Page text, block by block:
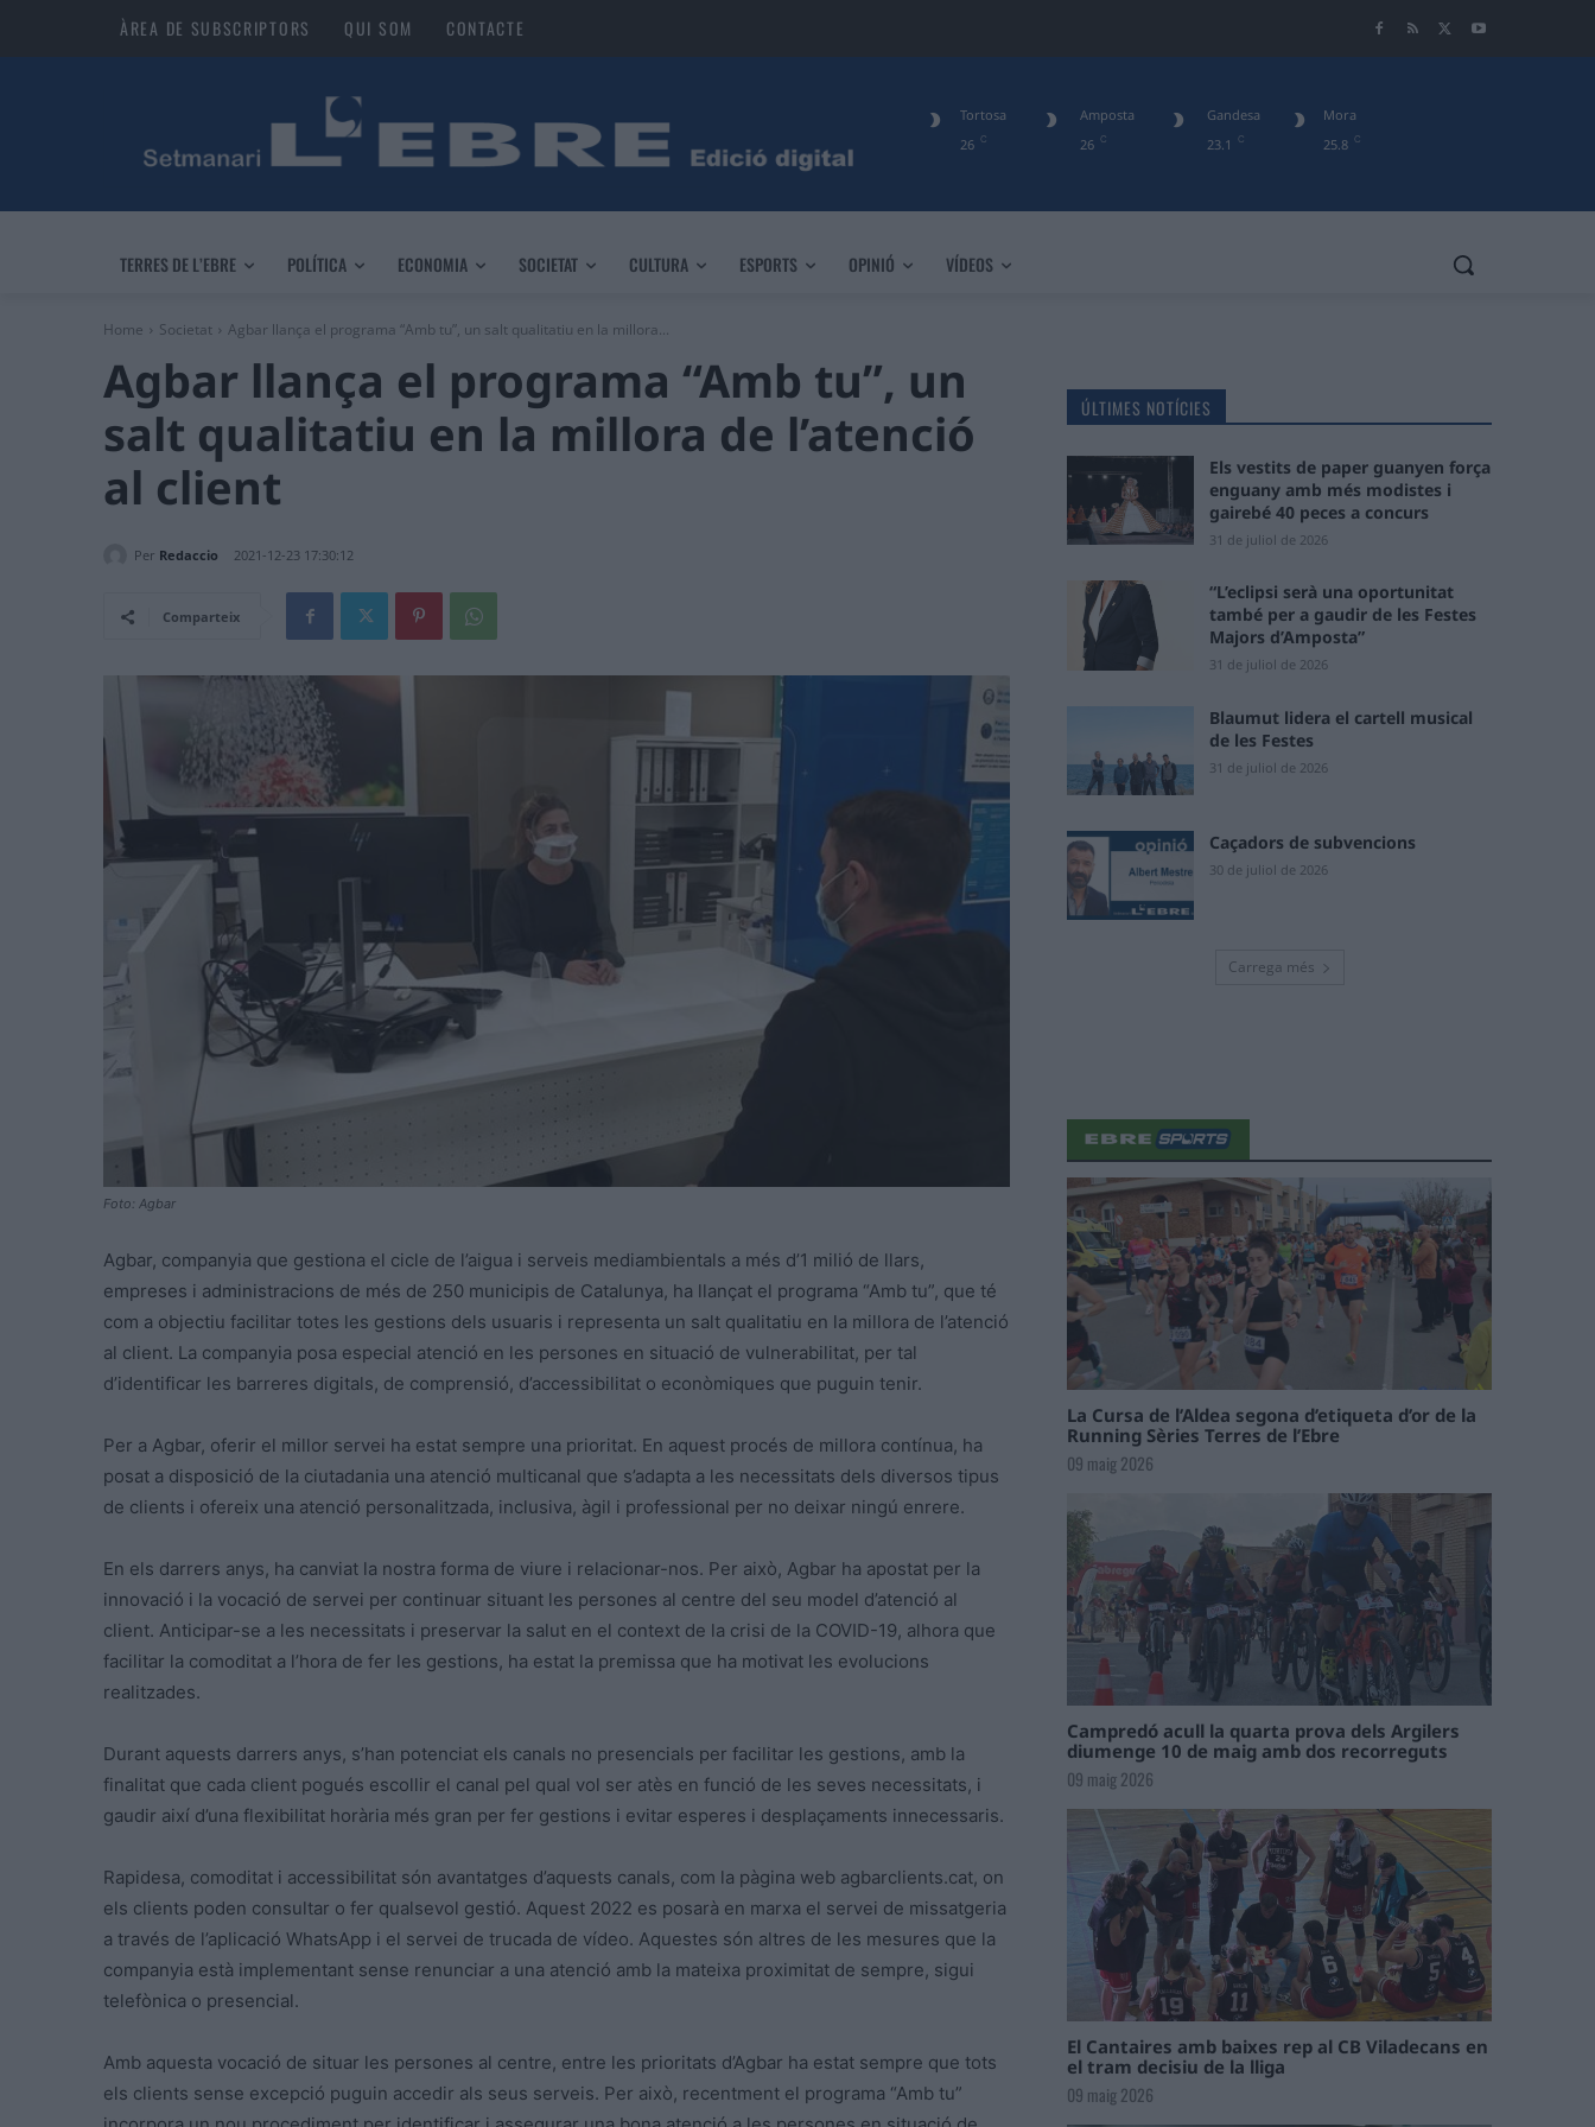
ÀREA DE SUBSCRIPTORS QUI SOM CONTACTE
26 C
Tortosa
26 C
Amposta
23.1
C
Gandesa
25.8 C
Mora
TERRES DE L’EBRE POLÍTICA ECONOMIA SOCIETAT CULTURA ESPORTS OPINIÓ VÍDEOS
Home Societat Agbar llança el programa “Amb tu”, un salt qualitatiu en la millora...
Agbar llança el programa “Amb tu”, un
salt qualitatiu en la millora de l’atenció
al client
Per Redaccio 2021-12-23 17:30:12
Comparteix
Foto: Agbar
Agbar, companyia que gestiona el cicle de l’aigua i serveis mediambientals a més d’1 milió de llars,
empreses i administracions de més de 250 municipis de Catalunya, ha llançat el programa “Amb tu”, que té
com a objectiu facilitar totes les gestions dels usuaris i representa un salt qualitatiu en la millora de l’atenció
al client. La companyia posa especial atenció en les persones en situació de vulnerabilitat, per tal
d’identificar les barreres digitals, de comprensió, d’accessibilitat o econòmiques que puguin tenir.
Per a Agbar, oferir el millor servei ha estat sempre una prioritat. En aquest procés de millora contínua, ha
posat a disposició de la ciutadania una atenció multicanal que s’adapta a les necessitats dels diversos tipus
de clients i ofereix una atenció personalitzada, inclusiva, àgil i professional per no deixar ningú enrere.
En els darrers anys, ha canviat la nostra forma de viure i relacionar-nos. Per això, Agbar ha apostat per la
innovació i la vocació de servei per continuar situant les persones al centre del seu model d’atenció al
client. Anticipar-se a les necessitats i preservar la salut en el context de la crisi de la COVID-19, alhora que
facilitar la comoditat a l’hora de fer les gestions, ha estat la premissa que ha motivat les evolucions
realitzades.
Durant aquests darrers anys, s’han potenciat els canals no presencials per facilitar les gestions, amb la
finalitat que cada client pogués escollir el canal pel qual vol ser atès en funció de les seves necessitats, i
gaudir així d’una flexibilitat horària més gran per fer gestions i evitar esperes i desplaçaments innecessaris.
Rapidesa, comoditat i accessibilitat són avantatges d’aquests canals, com la pàgina web agbarclients.cat, on
els clients poden consultar o fer qualsevol gestió. Aquest 2022 es posarà en marxa el servei de missatgeria
a través de l’aplicació WhatsApp i el servei de trucada de vídeo. Aquestes són altres de les mesures que la
companyia està implementant sense renunciar a una atenció amb la mateixa proximitat de sempre, sigui
telefònica o presencial.
Amb aquesta vocació de situar les persones al centre, entre les prioritats d’Agbar ha estat sempre que tots
els clients sense excepció puguin accedir als seus serveis. Per això, recentment el programa “Amb tu”
ÚLTIMES NOTÍCIES
Els vestits de paper guanyen força
enguany amb més modistes i
gairebé 40 peces a concurs
31 de juliol de 2026
“L’eclipsi serà una oportunitat
també per a gaudir de les Festes
Majors d’Amposta”
31 de juliol de 2026
Blaumut lidera el cartell musical
de les Festes
31 de juliol de 2026
Caçadors de subvencions
30 de juliol de 2026
Carrega més
La Cursa de l’Aldea segona d’etiqueta d’or de la
Running Sèries Terres de l’Ebre
09 maig 2026
Campredó acull la quarta prova dels Argilers
diumenge 10 de maig amb dos recorreguts
09 maig 2026
El Cantaires amb baixes rep al CB Viladecans en
el tram decisiu de la lliga
09 maig 2026